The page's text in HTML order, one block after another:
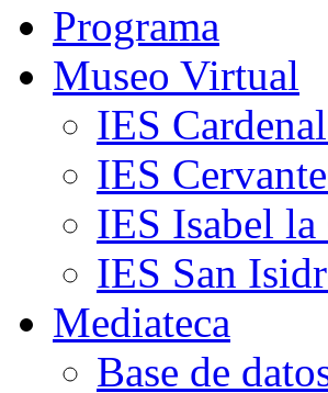
Programa
Museo Virtual
IES
IES
IES Isabel
IES San
Mediateca
Base de